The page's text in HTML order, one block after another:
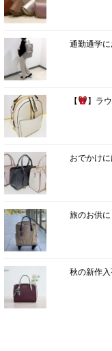
通勤通学に
【 】ラ
おでかけ
旅のお供に
秋の新作入